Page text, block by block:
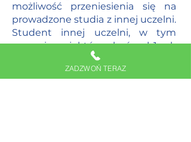
możliwość przeniesienia się na
prowadzone studia z innej uczelni.
Student innej uczelni, w tym
zagranicznej, który ukończył 1 rok
studiów może za zgodą
Prorektora ds. kształcenia zostać
ZADZWOŃ TERAZ